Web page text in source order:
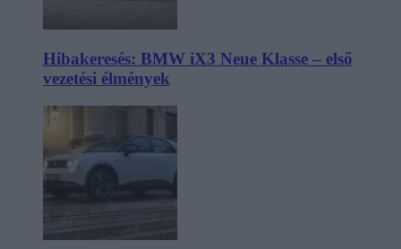
Hibakeresés: BMW iX3 Neue Klasse – első
vezetési élmények